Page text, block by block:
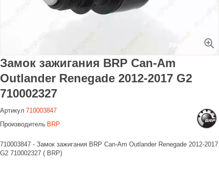
Увеличить
Замок зажигания BRP Can-Am
Outlander Renegade 2012-2017 G2
710002327
Артикул 710003847
Производитель BRP
710003847 - Замок зажигания BRP Can-Am Outlander Renegade 2012-2017
G2 710002327 ( BRP)